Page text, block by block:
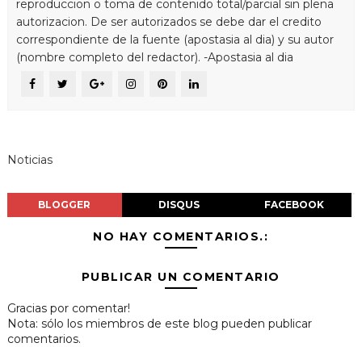
reproduccion o toma de contenido total/parcial sin plena
autorizacion. De ser autorizados se debe dar el credito
correspondiente de la fuente (apostasia al dia) y su autor
(nombre completo del redactor). -Apostasia al dia
Noticias
BLOGGER DISQUS FACEBOOK
NO HAY COMENTARIOS.:
PUBLICAR UN COMENTARIO
Gracias por comentar!
Nota: sólo los miembros de este blog pueden publicar
comentarios.